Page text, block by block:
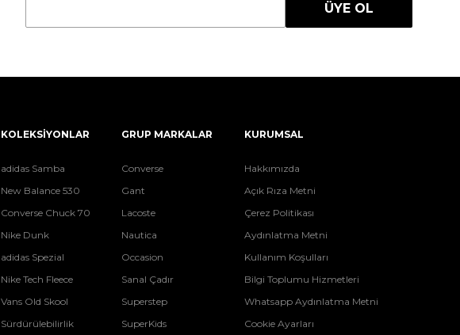
ÜYE OL
KOLEKSİYONLAR
adidas Samba
New Balance 530
Converse Chuck 70
Nike Dunk
adidas Spezial
Nike Tech Fleece
Vans Old Skool
Sürdürülebilirlik
GRUP MARKALAR
Converse
Gant
Lacoste
Nautica
Occasion
Sanal Çadır
Superstep
SuperKids
KURUMSAL
Hakkımızda
Açık Rıza Metni
Çerez Politikası
Aydınlatma Metni
Kullanım Koşulları
Bilgi Toplumu Hizmetleri
Whatsapp Aydınlatma Metni
Cookie Ayarları